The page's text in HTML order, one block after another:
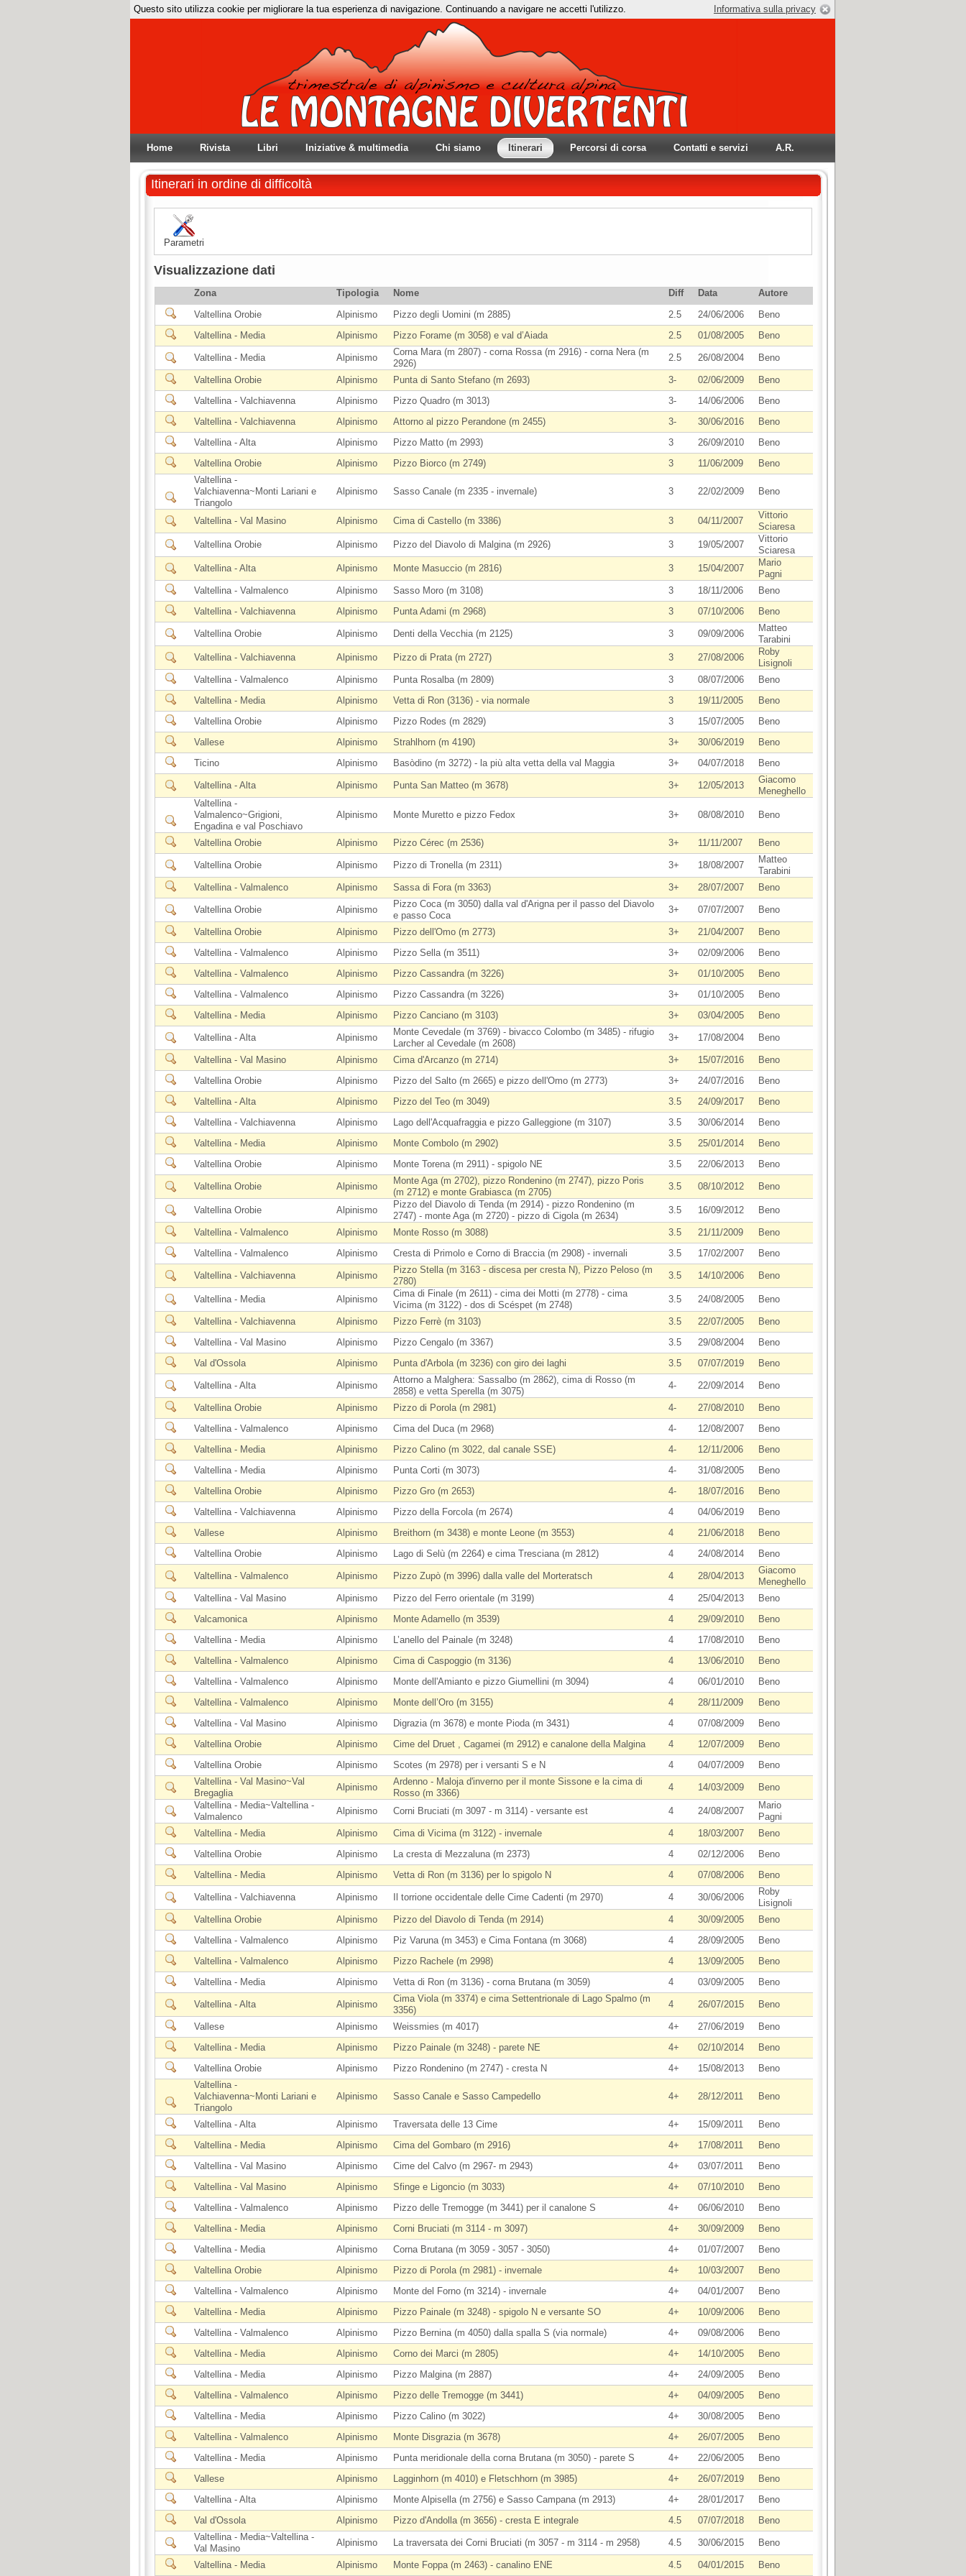
Questo sito utilizza cookie per migliorare la tua esperienza di navigazione. Continuando a navigare ne accetti l'utilizzo. Informativa sulla privacy
Home Rivista Libri Iniziative & multimedia Chi siamo Itinerari Percorsi di corsa Contatti e servizi A.R.
Itinerari in ordine di difficoltà
Parametri
Visualizzazione dati
Zona Tipologia Nome Diff Data
Autore
Valtellina Orobie
Alpinismo Pizzo degli Uomini (m 2885) 2.5 24/06/2006
Beno
Valtellina - Media
Alpinismo Pizzo Forame (m 3058) e val d’Aiada 2.5 01/08/2005 Beno
Valtellina - Media Alpinismo
Corna Mara (m 2807) - corna Rossa (m 2916) - corna Nera (m
2926)
2.5 26/08/2004 Beno
Valtellina Orobie Alpinismo Punta di Santo Stefano (m 2693) 3- 02/06/2009
Beno
Valtellina - Valchiavenna
Alpinismo Pizzo Quadro (m 3013) 3- 14/06/2006
Beno
Valtellina - Valchiavenna
Alpinismo Attorno al pizzo Perandone (m 2455) 3- 30/06/2016
Beno
Valtellina - Alta
Alpinismo Pizzo Matto (m 2993) 3 26/09/2010
Beno
Valtellina Orobie
Alpinismo Pizzo Biorco (m 2749) 3 11/06/2009
Beno
Valtellina -
Valchiavenna~Monti Lariani e
Triangolo
Alpinismo Sasso Canale (m 2335 - invernale) 3 22/02/2009 Beno
Valtellina - Val Masino Alpinismo Cima di Castello (m 3386) 3 04/11/2007
Vittorio
Sciaresa
Valtellina Orobie
Alpinismo Pizzo del Diavolo di Malgina (m 2926) 3 19/05/2007
Vittorio
Sciaresa
Valtellina - Alta
Alpinismo Monte Masuccio (m 2816) 3 15/04/2007
Mario
Pagni
Valtellina - Valmalenco
Alpinismo Sasso Moro (m 3108) 3 18/11/2006
Beno
Valtellina - Valchiavenna
Alpinismo Punta Adami (m 2968) 3 07/10/2006 Beno
Valtellina Orobie Alpinismo Denti della Vecchia (m 2125) 3 09/09/2006
Matteo
Tarabini
Valtellina - Valchiavenna
Alpinismo Pizzo di Prata (m 2727) 3 27/08/2006
Roby
Lisignoli
Valtellina - Valmalenco
Alpinismo Punta Rosalba (m 2809) 3 08/07/2006
Beno
Valtellina - Media
Alpinismo Vetta di Ron (3136) - via normale 3 19/11/2005
Beno
Valtellina Orobie
Alpinismo Pizzo Rodes (m 2829) 3 15/07/2005
Beno
Vallese
Alpinismo Strahlhorn (m 4190) 3+ 30/06/2019
Beno
Ticino
Alpinismo Basòdino (m 3272) - la più alta vetta della val Maggia 3+ 04/07/2018 Beno
Valtellina - Alta Alpinismo Punta San Matteo (m 3678) 3+ 12/05/2013
Giacomo
Meneghello
Valtellina -
Valmalenco~Grigioni,
Engadina e val Poschiavo
Alpinismo Monte Muretto e pizzo Fedox 3+ 08/08/2010 Beno
Valtellina Orobie Alpinismo Pizzo Cérec (m 2536) 3+ 11/11/2007 Beno
Valtellina Orobie Alpinismo Pizzo di Tronella (m 2311) 3+ 18/08/2007
Matteo
Tarabini
Valtellina - Valmalenco
Alpinismo Sassa di Fora (m 3363) 3+ 28/07/2007 Beno
Valtellina Orobie Alpinismo
Pizzo Coca (m 3050) dalla val d'Arigna per il passo del Diavolo
e passo Coca
3+ 07/07/2007 Beno
Valtellina Orobie Alpinismo Pizzo dell'Omo (m 2773) 3+ 21/04/2007
Beno
Valtellina - Valmalenco
Alpinismo Pizzo Sella (m 3511) 3+ 02/09/2006
Beno
Valtellina - Valmalenco
Alpinismo Pizzo Cassandra (m 3226) 3+ 01/10/2005
Beno
Valtellina - Valmalenco
Alpinismo Pizzo Cassandra (m 3226) 3+ 01/10/2005
Beno
Valtellina - Media
Alpinismo Pizzo Canciano (m 3103) 3+ 03/04/2005 Beno
Valtellina - Alta Alpinismo
Monte Cevedale (m 3769) - bivacco Colombo (m 3485) - rifugio
Larcher al Cevedale (m 2608)
3+ 17/08/2004 Beno
Valtellina - Val Masino Alpinismo Cima d'Arcanzo (m 2714) 3+ 15/07/2016
Beno
Valtellina Orobie
Alpinismo Pizzo del Salto (m 2665) e pizzo dell'Omo (m 2773) 3+ 24/07/2016
Beno
Valtellina - Alta
Alpinismo Pizzo del Teo (m 3049) 3.5 24/09/2017
Beno
Valtellina - Valchiavenna
Alpinismo Lago dell'Acquafraggia e pizzo Galleggione (m 3107) 3.5 30/06/2014
Beno
Valtellina - Media
Alpinismo Monte Combolo (m 2902) 3.5 25/01/2014
Beno
Valtellina Orobie
Alpinismo Monte Torena (m 2911) - spigolo NE 3.5 22/06/2013 Beno
Valtellina Orobie Alpinismo
Monte Aga (m 2702), pizzo Rondenino (m 2747), pizzo Poris
(m 2712) e monte Grabiasca (m 2705)
3.5 08/10/2012 Beno
Valtellina Orobie Alpinismo
Pizzo del Diavolo di Tenda (m 2914) - pizzo Rondenino (m
2747) - monte Aga (m 2720) - pizzo di Cigola (m 2634)
3.5 16/09/2012 Beno
Valtellina - Valmalenco Alpinismo Monte Rosso (m 3088) 3.5 21/11/2009
Beno
Valtellina - Valmalenco
Alpinismo Cresta di Primolo e Corno di Braccia (m 2908) - invernali 3.5 17/02/2007 Beno
Valtellina - Valchiavenna Alpinismo
Pizzo Stella (m 3163 - discesa per cresta N), Pizzo Peloso (m
2780)
3.5 14/10/2006 Beno
Valtellina - Media Alpinismo
Cima di Finale (m 2611) - cima dei Motti (m 2778) - cima
Vicima (m 3122) - dos di Scéspet (m 2748)
3.5 24/08/2005 Beno
Valtellina - Valchiavenna Alpinismo Pizzo Ferrè (m 3103) 3.5 22/07/2005
Beno
Valtellina - Val Masino
Alpinismo Pizzo Cengalo (m 3367) 3.5 29/08/2004
Beno
Val d'Ossola
Alpinismo Punta d'Arbola (m 3236) con giro dei laghi 3.5 07/07/2019 Beno
Valtellina - Alta Alpinismo
Attorno a Malghera: Sassalbo (m 2862), cima di Rosso (m
2858) e vetta Sperella (m 3075)
4- 22/09/2014 Beno
Valtellina Orobie Alpinismo Pizzo di Porola (m 2981) 4- 27/08/2010
Beno
Valtellina - Valmalenco
Alpinismo Cima del Duca (m 2968) 4- 12/08/2007
Beno
Valtellina - Media
Alpinismo Pizzo Calino (m 3022, dal canale SSE) 4- 12/11/2006
Beno
Valtellina - Media
Alpinismo Punta Corti (m 3073) 4- 31/08/2005
Beno
Valtellina Orobie
Alpinismo Pizzo Gro (m 2653) 4- 18/07/2016
Beno
Valtellina - Valchiavenna
Alpinismo Pizzo della Forcola (m 2674) 4 04/06/2019
Beno
Vallese
Alpinismo Breithorn (m 3438) e monte Leone (m 3553) 4 21/06/2018
Beno
Valtellina Orobie
Alpinismo Lago di Selù (m 2264) e cima Tresciana (m 2812) 4 24/08/2014 Beno
Valtellina - Valmalenco Alpinismo Pizzo Zupò (m 3996) dalla valle del Morteratsch 4 28/04/2013
Giacomo
Meneghello
Valtellina - Val Masino
Alpinismo Pizzo del Ferro orientale (m 3199) 4 25/04/2013
Beno
Valcamonica
Alpinismo Monte Adamello (m 3539) 4 29/09/2010
Beno
Valtellina - Media
Alpinismo L’anello del Painale (m 3248) 4 17/08/2010
Beno
Valtellina - Valmalenco
Alpinismo Cima di Caspoggio (m 3136) 4 13/06/2010
Beno
Valtellina - Valmalenco
Alpinismo Monte dell'Amianto e pizzo Giumellini (m 3094) 4 06/01/2010
Beno
Valtellina - Valmalenco
Alpinismo Monte dell’Oro (m 3155) 4 28/11/2009
Beno
Valtellina - Val Masino
Alpinismo Digrazia (m 3678) e monte Pioda (m 3431) 4 07/08/2009
Beno
Valtellina Orobie
Alpinismo Cime del Druet , Cagamei (m 2912) e canalone della Malgina 4 12/07/2009
Beno
Valtellina Orobie
Alpinismo Scotes (m 2978) per i versanti S e N 4 04/07/2009
Beno
Valtellina - Val Masino~Val
Bregaglia
Alpinismo
Ardenno - Maloja d'inverno per il monte Sissone e la cima di
Rosso (m 3366)
4 14/03/2009
Beno
Valtellina - Media~Valtellina -
Valmalenco
Alpinismo Corni Bruciati (m 3097 - m 3114) - versante est 4 24/08/2007
Mario
Pagni
Valtellina - Media
Alpinismo Cima di Vicima (m 3122) - invernale 4 18/03/2007
Beno
Valtellina Orobie
Alpinismo La cresta di Mezzaluna (m 2373) 4 02/12/2006
Beno
Valtellina - Media
Alpinismo Vetta di Ron (m 3136) per lo spigolo N 4 07/08/2006 Beno
Valtellina - Valchiavenna Alpinismo Il torrione occidentale delle Cime Cadenti (m 2970) 4 30/06/2006
Roby
Lisignoli
Valtellina Orobie
Alpinismo Pizzo del Diavolo di Tenda (m 2914) 4 30/09/2005
Beno
Valtellina - Valmalenco
Alpinismo Piz Varuna (m 3453) e Cima Fontana (m 3068) 4 28/09/2005
Beno
Valtellina - Valmalenco
Alpinismo Pizzo Rachele (m 2998) 4 13/09/2005
Beno
Valtellina - Media
Alpinismo Vetta di Ron (m 3136) - corna Brutana (m 3059) 4 03/09/2005 Beno
Valtellina - Alta Alpinismo
Cima Viola (m 3374) e cima Settentrionale di Lago Spalmo (m
3356)
4 26/07/2015 Beno
Vallese Alpinismo Weissmies (m 4017) 4+ 27/06/2019
Beno
Valtellina - Media
Alpinismo Pizzo Painale (m 3248) - parete NE 4+ 02/10/2014
Beno
Valtellina Orobie
Alpinismo Pizzo Rondenino (m 2747) - cresta N 4+ 15/08/2013
Beno
Valtellina -
Valchiavenna~Monti Lariani e
Triangolo
Alpinismo Sasso Canale e Sasso Campedello 4+ 28/12/2011 Beno
Valtellina - Alta Alpinismo Traversata delle 13 Cime 4+ 15/09/2011
Beno
Valtellina - Media
Alpinismo Cima del Gombaro (m 2916) 4+ 17/08/2011
Beno
Valtellina - Val Masino
Alpinismo Cime del Calvo (m 2967- m 2943) 4+ 03/07/2011
Beno
Valtellina - Val Masino
Alpinismo Sfinge e Ligoncio (m 3033) 4+ 07/10/2010
Beno
Valtellina - Valmalenco
Alpinismo Pizzo delle Tremogge (m 3441) per il canalone S 4+ 06/06/2010
Beno
Valtellina - Media
Alpinismo Corni Bruciati (m 3114 - m 3097) 4+ 30/09/2009
Beno
Valtellina - Media
Alpinismo Corna Brutana (m 3059 - 3057 - 3050) 4+ 01/07/2007
Beno
Valtellina Orobie
Alpinismo Pizzo di Porola (m 2981) - invernale 4+ 10/03/2007
Beno
Valtellina - Valmalenco
Alpinismo Monte del Forno (m 3214) - invernale 4+ 04/01/2007
Beno
Valtellina - Media
Alpinismo Pizzo Painale (m 3248) - spigolo N e versante SO 4+ 10/09/2006
Beno
Valtellina - Valmalenco
Alpinismo Pizzo Bernina (m 4050) dalla spalla S (via normale) 4+ 09/08/2006
Beno
Valtellina - Media
Alpinismo Corno dei Marci (m 2805) 4+ 14/10/2005
Beno
Valtellina - Media
Alpinismo Pizzo Malgina (m 2887) 4+ 24/09/2005
Beno
Valtellina - Valmalenco
Alpinismo Pizzo delle Tremogge (m 3441) 4+ 04/09/2005
Beno
Valtellina - Media
Alpinismo Pizzo Calino (m 3022) 4+ 30/08/2005
Beno
Valtellina - Valmalenco
Alpinismo Monte Disgrazia (m 3678) 4+ 26/07/2005
Beno
Valtellina - Media
Alpinismo Punta meridionale della corna Brutana (m 3050) - parete S 4+ 22/06/2005
Beno
Vallese
Alpinismo Lagginhorn (m 4010) e Fletschhorn (m 3985) 4+ 26/07/2019
Beno
Valtellina - Alta
Alpinismo Monte Alpisella (m 2756) e Sasso Campana (m 2913) 4+ 28/01/2017
Beno
Val d'Ossola
Alpinismo Pizzo d'Andolla (m 3656) - cresta E integrale 4.5 07/07/2018
Beno
Valtellina - Media~Valtellina -
Val Masino
Alpinismo La traversata dei Corni Bruciati (m 3057 - m 3114 - m 2958) 4.5 30/06/2015 Beno
Valtellina - Media Alpinismo Monte Foppa (m 2463) - canalino ENE 4.5 04/01/2015 Beno